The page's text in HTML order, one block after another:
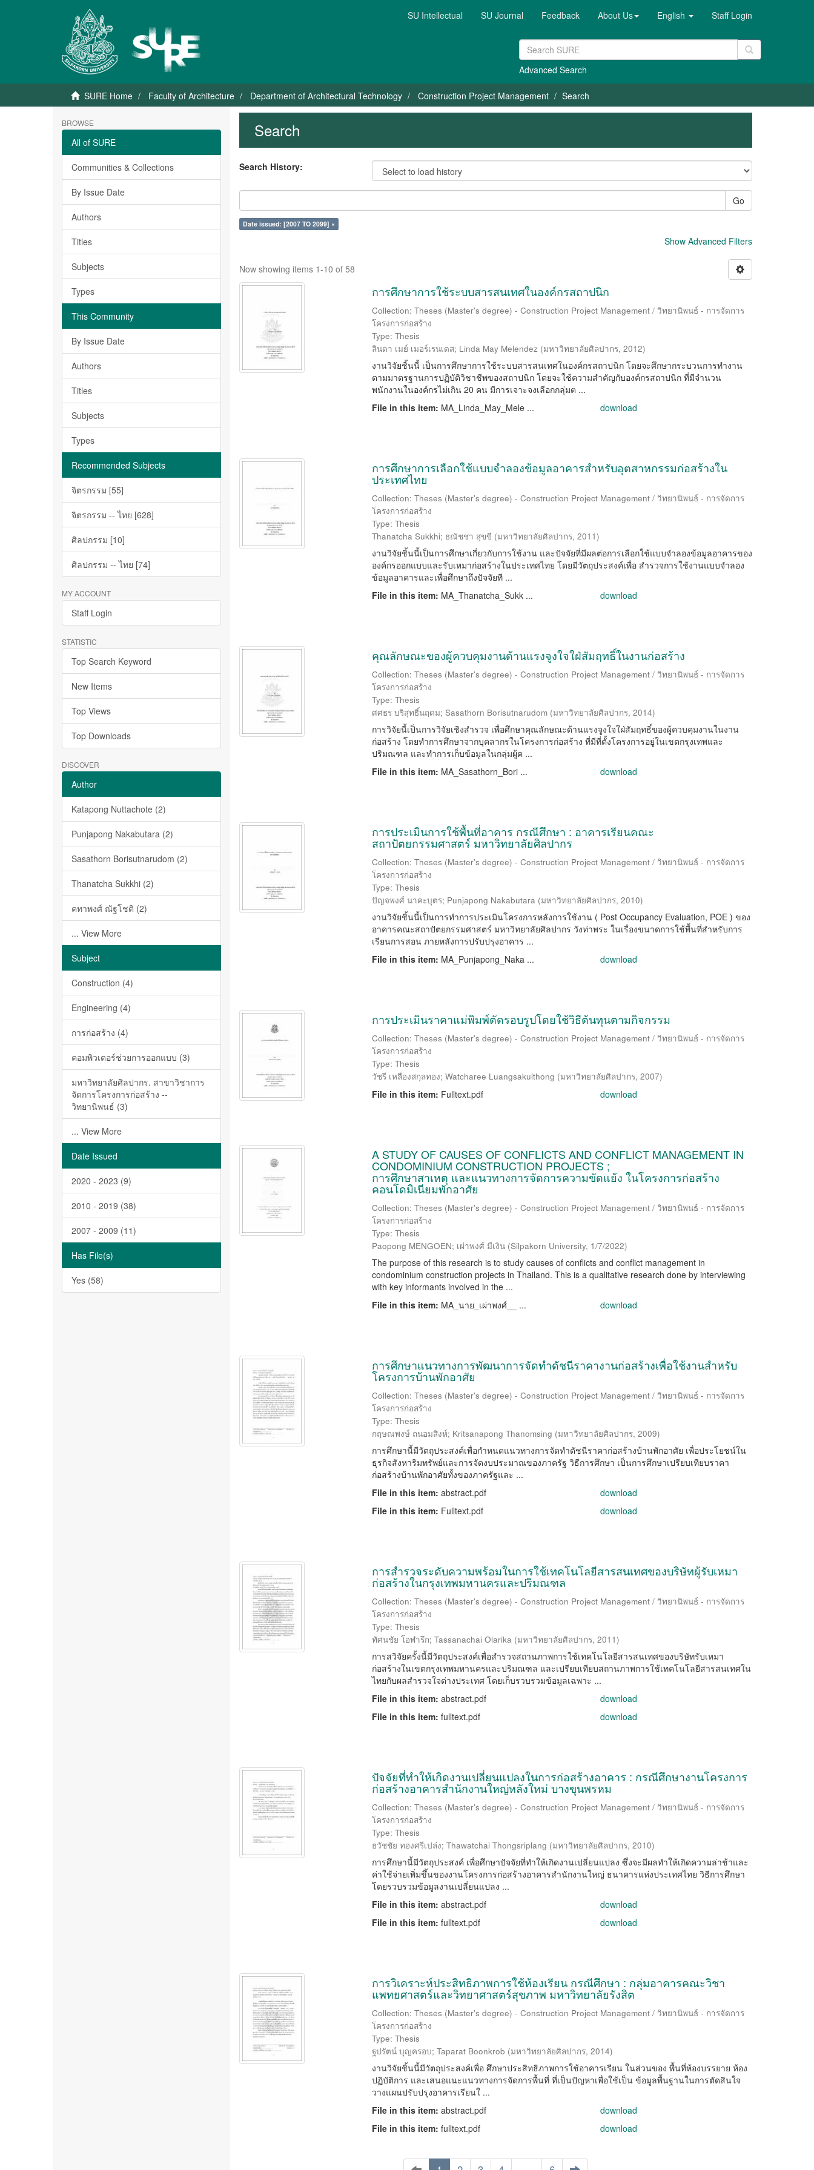
SU Intellectual SU Journal Feedback About Us English Staff Login
Advanced Search
SURE Home Faculty of Architecture Department of Architectural Technology Construction Project Management Search
BROWSE
All of SURE
Communities & Collections
By Issue Date
Authors
Titles
Subjects
Types
This Community
By Issue Date
Authors
Titles
Subjects
Types
Recommended Subjects
จิตรกรรม [55]
จิตรกรรม -- ไทย [628]
ศิลปกรรม [10]
ศิลปกรรม -- ไทย [74]
MY ACCOUNT
Staff Login
STATISTIC
Top Search Keyword
New Items
Top Views
Top Downloads
DISCOVER
Author
Katapong Nuttachote (2)
Punjapong Nakabutara (2)
Sasathorn Borisutnarudom (2)
Thanatcha Sukkhi (2)
คทาพงศ์ ณัฐโชติ (2)
... View More
Subject
Construction (4)
Engineering (4)
การก่อสร้าง (4)
คอมพิวเตอร์ช่วยการออกแบบ (3)
มหาวิทยาลัยศิลปากร. สาขาวิชาการ
จัดการโครงการก่อสร้าง --
วิทยานิพนธ์ (3)
... View More
Date Issued
2020 - 2023 (9)
2010 - 2019 (38)
2007 - 2009 (11)
Has File(s)
Yes (58)
Search
Search History:
Go
Date issued: [2007 TO 2099] ×
Show Advanced Filters
Now showing items 1-10 of 58
การศึกษาการใช้ระบบสารสนเทศในองค์กรสถาปนิก
Collection: Theses (Master's degree) - Construction Project Management / วิทยานิพนธ์ - การจัดการ
โครงการก่อสร้าง
Type: Thesis
ลินดา เมย์ เมอร์เรนเดส; Linda May Melendez (มหาวิทยาลัยศิลปากร, 2012)
งานวิจัยชิ้นนี้ เป็นการศึกษาการใช้ระบบสารสนเทศในองค์กรสถาปนิก โดยจะศึกษากระบวนการทำงาน
ตามมาตรฐานการปฏิบัติวิชาชีพของสถาปนิก โดยจะใช้ความสำคัญกับองค์กรสถาปนิก ที่มีจำนวน
พนักงานในองค์กรไม่เกิน 20 คน มีการเจาะจงเลือกกลุ่มต ...
File in this item: MA_Linda_May_Mele ... download
การศึกษาการเลือกใช้แบบจำลองข้อมูลอาคารสำหรับอุตสาหกรรมก่อสร้างใน
ประเทศไทย
Collection: Theses (Master's degree) - Construction Project Management / วิทยานิพนธ์ - การจัดการ
โครงการก่อสร้าง
Type: Thesis
Thanatcha Sukkhi; ธณัชชา สุขขี (มหาวิทยาลัยศิลปากร, 2011)
งานวิจัยชิ้นนี้เป็นการศึกษาเกี่ยวกับการใช้งาน และปัจจัยที่มีผลต่อการเลือกใช้แบบจำลองข้อมูลอาคารของ
องค์กรออกแบบและรับเหมาก่อสร้างในประเทศไทย โดยมีวัตถุประสงค์เพื่อ สำรวจการใช้งานแบบจำลอง
ข้อมูลอาคารและเพื่อศึกษาถึงปัจจัยที ...
File in this item: MA_Thanatcha_Sukk ... download
คุณลักษณะของผู้ควบคุมงานด้านแรงจูงใจใฝ่สัมฤทธิ์ในงานก่อสร้าง
Collection: Theses (Master's degree) - Construction Project Management / วิทยานิพนธ์ - การจัดการ
โครงการก่อสร้าง
Type: Thesis
ศศธร บริสุทธิ์นฤดม; Sasathorn Borisutnarudom (มหาวิทยาลัยศิลปากร, 2014)
การวิจัยนี้เป็นการวิจัยเชิงสำรวจ เพื่อศึกษาคุณลักษณะด้านแรงจูงใจใฝ่สัมฤทธิ์ของผู้ควบคุมงานในงาน
ก่อสร้าง โดยทำการศึกษาจากบุคลากรในโครงการก่อสร้าง ที่มีที่ตั้งโครงการอยู่ในเขตกรุงเทพและ
ปริมณฑล และทำการเก็บข้อมูลในกลุ่มผู้ค ...
File in this item: MA_Sasathorn_Bori ... download
การประเมินการใช้พื้นที่อาคาร กรณีศึกษา : อาคารเรียนคณะ
สถาปัตยกรรมศาสตร์ มหาวิทยาลัยศิลปากร
Collection: Theses (Master's degree) - Construction Project Management / วิทยานิพนธ์ - การจัดการ
โครงการก่อสร้าง
Type: Thesis
ปัญจพงศ์ นาคะบุตร; Punjapong Nakabutara (มหาวิทยาลัยศิลปากร, 2010)
งานวิจัยชิ้นนี้เป็นการทำการประเมินโครงการหลังการใช้งาน ( Post Occupancy Evaluation, POE ) ของ
อาคารคณะสถาปัตยกรรมศาสตร์ มหาวิทยาลัยศิลปากร วังท่าพระ ในเรื่องขนาดการใช้พื้นที่สำหรับการ
เรียนการสอน ภายหลังการปรับปรุงอาคาร ...
File in this item: MA_Punjapong_Naka ... download
การประเมินราคาแม่พิมพ์ตัดรอบรูปโดยใช้วิธีต้นทุนตามกิจกรรม
Collection: Theses (Master's degree) - Construction Project Management / วิทยานิพนธ์ - การจัดการ
โครงการก่อสร้าง
Type: Thesis
วัชรี เหลืองสกุลทอง; Watcharee Luangsakulthong (มหาวิทยาลัยศิลปากร, 2007)
File in this item: Fulltext.pdf download
A STUDY OF CAUSES OF CONFLICTS AND CONFLICT MANAGEMENT IN
CONDOMINIUM CONSTRUCTION PROJECTS ;
การศึกษาสาเหตุ และแนวทางการจัดการความขัดแย้ง ในโครงการก่อสร้าง
คอนโดมิเนียมพักอาศัย
Collection: Theses (Master's degree) - Construction Project Management / วิทยานิพนธ์ - การจัดการ
โครงการก่อสร้าง
Type: Thesis
Paopong MENGOEN; เผ่าพงศ์ มีเงิน (Silpakorn University, 1/7/2022)
The purpose of this research is to study causes of conflicts and conflict management in
condominium construction projects in Thailand. This is a qualitative research done by interviewing
with key informants involved in the ...
File in this item: MA_นาย_เผ่าพงศ์__ ... download
การศึกษาแนวทางการพัฒนาการจัดทำดัชนีราคางานก่อสร้างเพื่อใช้งานสำหรับ
โครงการบ้านพักอาศัย
Collection: Theses (Master's degree) - Construction Project Management / วิทยานิพนธ์ - การจัดการ
โครงการก่อสร้าง
Type: Thesis
กฤษณพงษ์ ถนอมสิงห์; Kritsanapong Thanomsing (มหาวิทยาลัยศิลปากร, 2009)
การศึกษานี้มีวัตถุประสงค์เพื่อกำหนดแนวทางการจัดทำดัชนีราคาก่อสร้างบ้านพักอาศัย เพื่อประโยชน์ใน
ธุรกิจสังหาริมทรัพย์และการจัดงบประมาณของภาครัฐ วิธีการศึกษา เป็นการศึกษาเปรียบเทียบราคา
ก่อสร้างบ้านพักอาศัยทั้งของภาครัฐและ ...
File in this item: abstract.pdf
download
File in this item: Fulltext.pdf download
การสำรวจระดับความพร้อมในการใช้เทคโนโลยีสารสนเทศของบริษัทผู้รับเหมา
ก่อสร้างในกรุงเทพมหานครและปริมณฑล
Collection: Theses (Master's degree) - Construction Project Management / วิทยานิพนธ์ - การจัดการ
โครงการก่อสร้าง
Type: Thesis
ทัศนชัย โอฬารึก; Tassanachai Olarika (มหาวิทยาลัยศิลปากร, 2011)
การสวิจัยครั้งนี้มีวัตถุประสงค์เพื่อสำรวจสถานภาพการใช้เทคโนโลยีสารสนเทศของบริษัทรับเหมา
ก่อสร้างในเขตกรุงเทพมหานครและปริมณฑล และเปรียบเทียบสถานภาพการใช้เทคโนโลยีสารสนเทศใน
ไทยกับผลสำรวจใจต่างประเทศ โดยเก็บรวบรวมข้อมูลเฉพาะ ...
File in this item: abstract.pdf
download
File in this item: fulltext.pdf download
ปัจจัยที่ทำให้เกิดงานเปลี่ยนแปลงในการก่อสร้างอาคาร : กรณีศึกษางานโครงการ
ก่อสร้างอาคารสำนักงานใหญ่หลังใหม่ บางขุนพรหม
Collection: Theses (Master's degree) - Construction Project Management / วิทยานิพนธ์ - การจัดการ
โครงการก่อสร้าง
Type: Thesis
ธวัชชัย ทองศรีเปล่ง; Thawatchai Thongsriplang (มหาวิทยาลัยศิลปากร, 2010)
การศึกษานี้มีวัตถุประสงค์ เพื่อศึกษาปัจจัยที่ทำให้เกิดงานเปลี่ยนแปลง ซึ่งจะมีผลทำให้เกิดความล่าช้าและ
ค่าใช้จ่ายเพิ่มขึ้นของงานโครงการก่อสร้างอาคารสำนักงานใหญ่ ธนาคารแห่งประเทศไทย วิธีการศึกษา
โดยรวบรวมข้อมูลงานเปลี่ยนแปลง ...
File in this item: abstract.pdf
download
File in this item: fulltext.pdf download
การวิเคราะห์ประสิทธิภาพการใช้ห้องเรียน กรณีศึกษา : กลุ่มอาคารคณะวิชา
แพทยศาสตร์และวิทยาศาสตร์สุขภาพ มหาวิทยาลัยรังสิต
Collection: Theses (Master's degree) - Construction Project Management / วิทยานิพนธ์ - การจัดการ
โครงการก่อสร้าง
Type: Thesis
ฐปรัตน์ บุญครอบ; Taparat Boonkrob (มหาวิทยาลัยศิลปากร, 2014)
งานวิจัยชิ้นนี้มีวัตถุประสงค์เพื่อ ศึกษาประสิทธิภาพการใช้อาคารเรียน ในส่วนของ พื้นที่ห้องบรรยาย ห้อง
ปฏิบัติการ และเสนอแนะแนวทางการจัดการพื้นที่ ที่เป็นปัญหาเพื่อใช้เป็น ข้อมูลพื้นฐานในการตัดสินใจ
วางแผนปรับปรุงอาคารเรียนใ ...
File in this item: abstract.pdf
download
File in this item: fulltext.pdf download